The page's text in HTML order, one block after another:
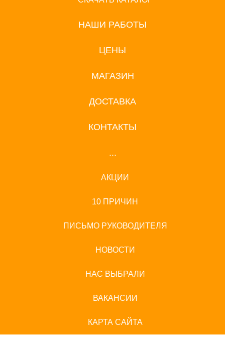
НАШИ РАБОТЫ
ЦЕНЫ
МАГАЗИН
ДОСТАВКА
КОНТАКТЫ
...
АКЦИИ
10 ПРИЧИН
ПИСЬМО РУКОВОДИТЕЛЯ
НОВОСТИ
НАС ВЫБРАЛИ
ВАКАНСИИ
КАРТА САЙТА